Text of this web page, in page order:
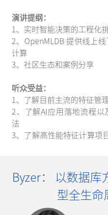
演讲提纲：
1、实时智能决策的工程化
2、OpenMLDB 提供线上
计算
3、社区生态和案例分享
听众受益：
1、了解目前主流的特征管
2、了解AI应用落地流程以
法
3、了解高性能特征计算
Byzer： 以数据库
型全生命